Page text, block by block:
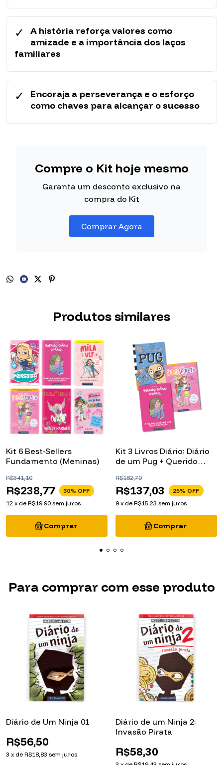
✓
A história reforça valores como
amizade e a importância dos laços
familiares
✓
Encoraja a perseverança e o esforço
como chaves para alcançar o sucesso
Compre o Kit hoje mesmo
Garanta um desconto exclusivo na
compra do Kit
Comprar Agora
Produtos similares
Kit 6 Best-Sellers
Fundamento (Meninas)
R$238,77
R$341,10
30% OFF
12 x de R$19,90 sem juros
Kit 3 Livros Diário: Diário
de um Pug + Querido
Diário Supersecreto
R$137,03
R$182,70
25% OFF
9 x de R$15,23 sem juros
Para comprar com esse produto
Diário de Um Ninja 01
R$56,50
3 x de R$18,83 sem juros
Diário de um Ninja 2:
Invasão Pirata
R$58,30